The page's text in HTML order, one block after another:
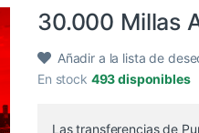
30.000 Millas
Añadir a la lista de
En stock 493 disponibles
Las transferencias de